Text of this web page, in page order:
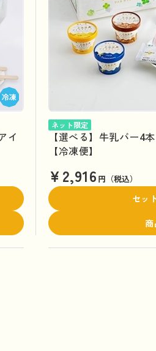
イ
ネット限定
【選べる】牛乳バー4
【冷凍便】
¥2,916 円（税込）
セッ
商